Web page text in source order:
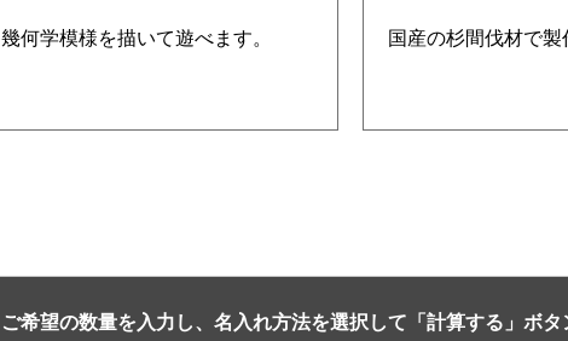
幾何学模様を描いて遊べます。 国産の杉間伐材で製
ご希望の数量を入力し、名入れ方法を選択して「計算する」ボタ